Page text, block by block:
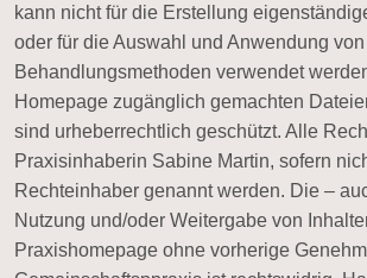
kann nicht für die Erstellung
oder für die Auswahl und Anwendung von
Behandlungsmethoden verwendet
Homepage zugänglich gemachten
sind urheberrechtlich geschützt. Alle
Praxisinhaberin Sabine Martin, sofern
Rechteinhaber genannt werden. Die –
Nutzung und/oder Weitergabe von
Praxishomepage ohne vorherige